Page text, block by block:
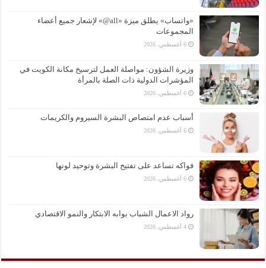
«واتساب» يطلق ميزة «all@» لإشعار جميع أعضاء
المجموعات
6 أغسطس، 2026
وزيرة الشؤون: مواصلة العمل لترسيخ مكانة الكويت في
المؤشرات الدولية ذات الصلة بالمرأة
6 أغسطس، 2026
أسباب عدم امتصاص البشرة السيروم والكريمات
6 أغسطس، 2026
فواكه تساعد على تفتيح البشرة وتوحيد لونها
6 أغسطس، 2026
رواد الاعمال الشباب بوابه الابتكار والنمو الاقتصادي
4 أغسطس، 2026